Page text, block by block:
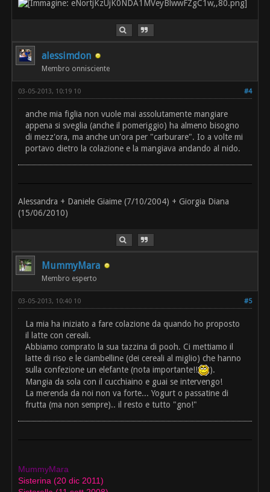
alessimdon
Membro onnisciente
#4
03-05-2013, 10:19 10
anche mia figlia non vuole mai assolutamente mangiare
appena si sveglia (anche il pomeriggio) ha almeno bisogno
di mezz'ora, ma anche un'ora per "carburare". Io a volte mi
portavo dietro la colazione e la mangiava andando al nido.
Alessandra + Daniele Giaime (7/10/2004) + Giorgia Diana
(15/06/2010)
MummyMara
Membro esperto
#5
03-05-2013, 10:40 10
La mia ha iniziato a fare colazione da quando ho proposto
il latte con cereali.
Abbiamo comprato la sua tazzina di pooh. Ci mettiamo il
latte di riso e le ciambelline (dei cereali al miglio) che hanno
sulla confezione un elefante (nota importante!!
).
Mangia da sola con il cucchiaino e guai se intervengo!
La merenda da noi non va forte... Yogurt o passatine di
frutta (ma non sempre).. il resto e tutto "gno!"
MummyMara
Sisterina (20 dic 2011)